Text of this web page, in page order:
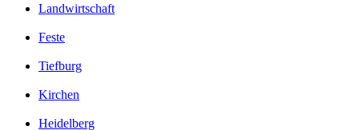
Landwirtschaft
Feste
Tiefburg
Kirchen
Heidelberg